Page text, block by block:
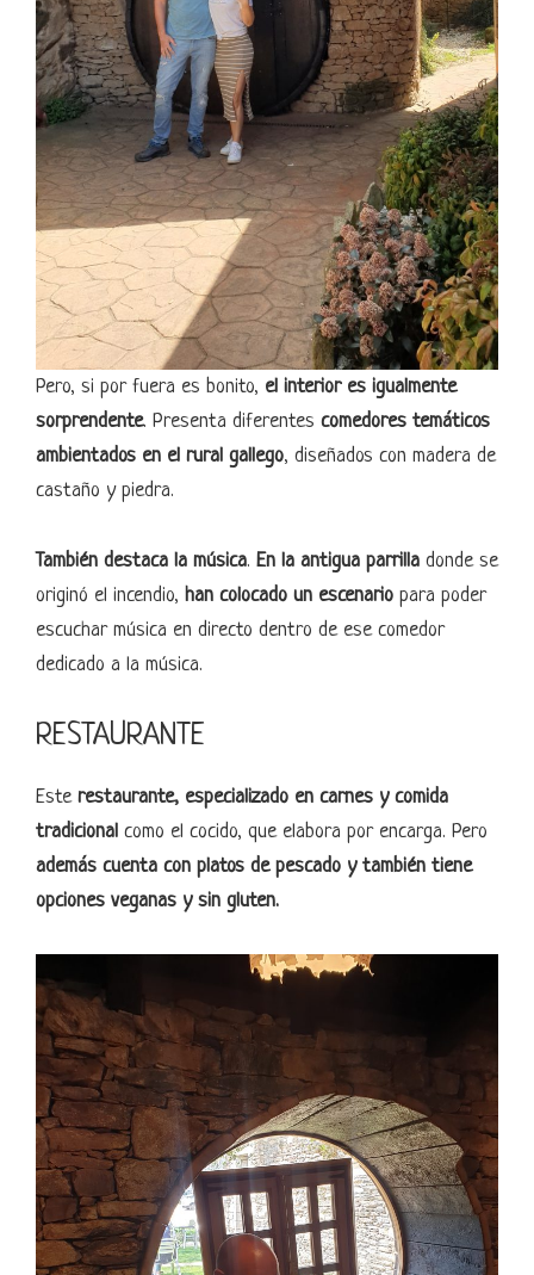
Pero, si por fuera es bonito, el interior es igualmente
sorprendente. Presenta diferentes comedores temáticos
ambientados en el rural gallego, diseñados con madera de
castaño y piedra.
También destaca la música. En la antigua parrilla donde se
originó el incendio, han colocado un escenario para poder
escuchar música en directo dentro de ese comedor
dedicado a la música.
RESTAURANTE
Este restaurante, especializado en carnes y comida
tradicional como el cocido, que elabora por encarga. Pero
además cuenta con platos de pescado y también tiene
opciones veganas y sin gluten.